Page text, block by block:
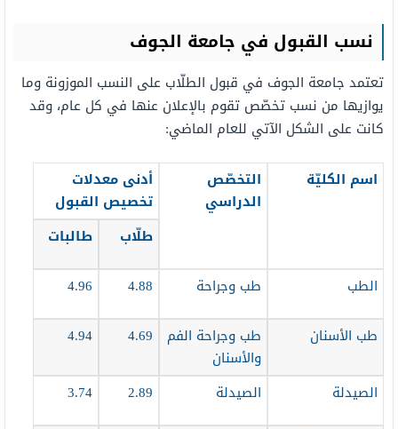
نسب القبول في جامعة الجوف
تعتمد جامعة الجوف في قبول الطلّاب على النسب الموزونة وما
يوازيها من نسب تخصّص تقوم بالإعلان عنها في كل عام، وقد
كانت على الشكل الآتي للعام الماضي:
اسم الكليّة
التخصّص
الدراسي
أدنى معدلات
تخصيص القبول
طلّاب
طالبات
الطب
طب وجراحة 4.88
4.96
طب الأسنان
طب وجراحة الفم
والأسنان
4.69
4.94
الصيدلة الصيدلة 2.89
3.74